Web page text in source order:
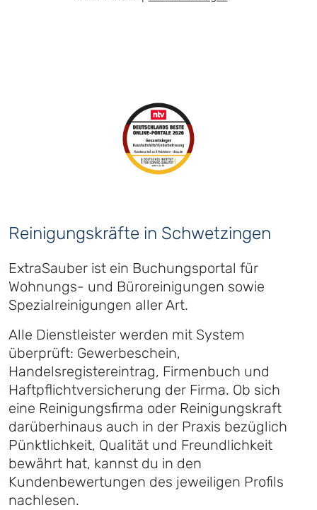
Reinigungskräfte in Schwetzingen
ExtraSauber ist ein Buchungsportal für
Wohnungs- und Büroreinigungen sowie
Spezialreinigungen aller Art.
Alle Dienstleister werden mit System
überprüft: Gewerbeschein,
Handelsregistereintrag, Firmenbuch und
Haftpflichtversicherung der Firma. Ob sich
eine Reinigungsfirma oder Reinigungskraft
darüberhinaus auch in der Praxis bezüglich
Pünktlichkeit, Qualität und Freundlichkeit
bewährt hat, kannst du in den
Kundenbewertungen des jeweiligen Profils
nachlesen.